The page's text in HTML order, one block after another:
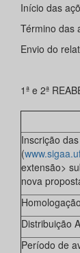
Início das
Término das
Envio do
1ª e 2ª
Inscrição
(
extensão>
nova
Distribuição
Período de